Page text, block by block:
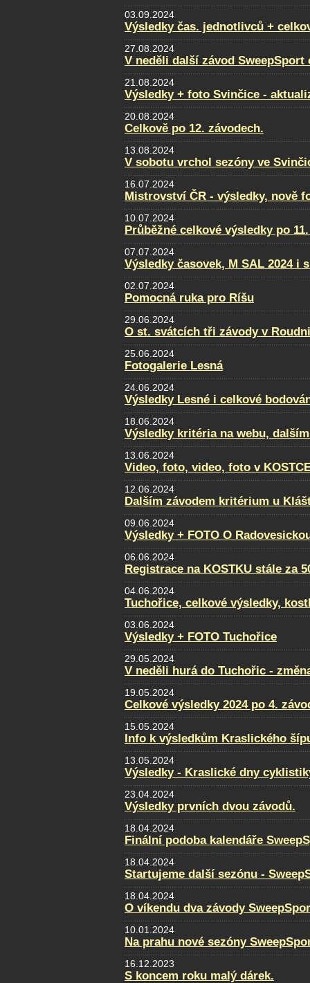
03.09.2024
Výsledky čas. jednotlivců +
27.08.2024
V neděli další závod SweepSport
21.08.2024
Výsledky + foto Svinčice -
20.08.2024
Celkově po 12. závodech.
13.08.2024
V sobotu vrchol sezóny ve
16.07.2024
Mistrovství ČR - výsledky, nově
10.07.2024
Průběžné celkové výsledky po
07.07.2024
Výsledky časovek, M SAL 2024 i
02.07.2024
Pomocná ruka pro Ríšu
29.06.2024
O st. svátcích tři závody v
25.06.2024
Fotogalerie Lesná
24.06.2024
Výsledky Lesné i celkové
18.06.2024
Výsledky kritéria na webu,
13.06.2024
Video, foto, video, foto v
12.06.2024
Dalším závodem kritérium u
09.06.2024
Výsledky + FOTO O
06.06.2024
Registrace na KOSTKU stále za
04.06.2024
Tuchořice, celkové výsledky,
03.06.2024
Výsledky + FOTO Tuchořice
29.05.2024
V neděli hurá do Tuchořic -
19.05.2024
Celkové výsledky 2024 po 4.
15.05.2024
Info k výsledkům Kraslického
13.05.2024
Výsledky - Kraslické dny
23.04.2024
Výsledky prvních dvou závodů.
18.04.2024
Finální podoba kalendáře
18.04.2024
Startujeme další sezónu -
18.04.2024
O víkendu dva závody
10.01.2024
Na prahu nové sezóny
16.12.2023
S koncem roku malý dárek.